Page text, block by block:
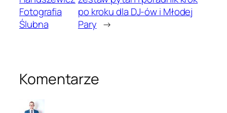
Fotografia
Ślubna
po kroku dla DJ-ów i Młodej
Pary →
Komentarze